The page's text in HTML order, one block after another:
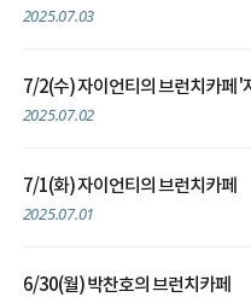
2025.07.03
7/2(수) 자이언티의 브런치카페 '
2025.07.02
7/1(화) 자이언티의 브런치카페
2025.07.01
6/30(월) 박찬호의 브런치카페